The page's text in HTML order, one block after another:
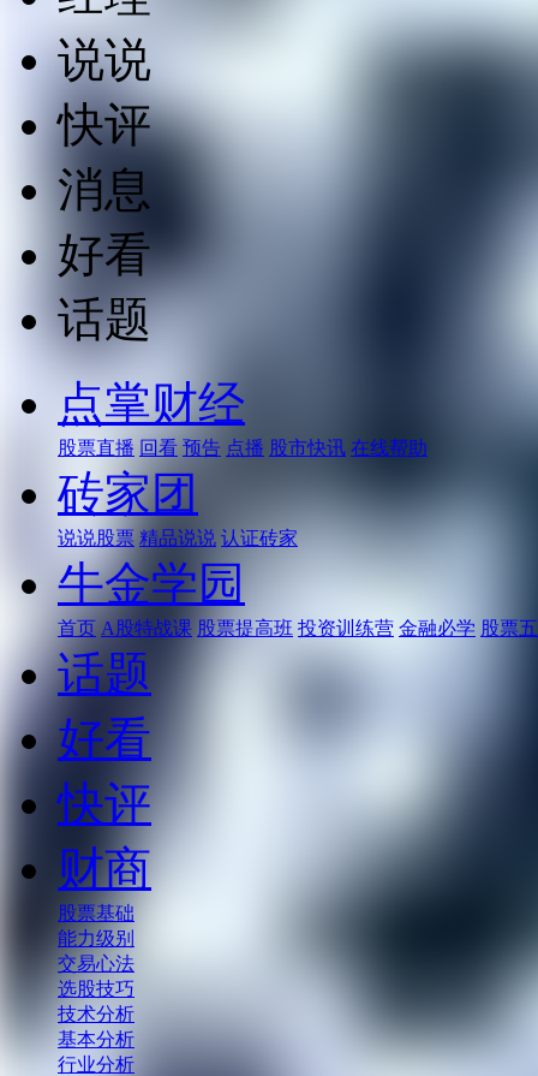
说说
快评
消息
好看
话题
点掌财经
股票直播 回看 预告 点播 股市快讯 在线帮助
砖家团
说说股票 精品说说 认证砖家
牛金学园
首页 A股特战课 股票提高班 投资训练营 金融必学 股票
话题
好看
快评
财商
股票基础
能力级别
交易心法
选股技巧
技术分析
基本分析
行业分析